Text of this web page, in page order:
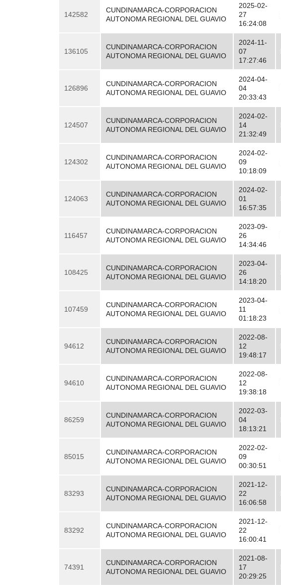
142582
CUNDINAMARCA-CORPORACION
AUTONOMA REGIONAL DEL GUAVIO
2025-02-
27
16:24:08
136105
CUNDINAMARCA-CORPORACION
AUTONOMA REGIONAL DEL GUAVIO
2024-11-
07
17:27:46
126896
CUNDINAMARCA-CORPORACION
AUTONOMA REGIONAL DEL GUAVIO
2024-04-
04
20:33:43
124507
CUNDINAMARCA-CORPORACION
AUTONOMA REGIONAL DEL GUAVIO
2024-02-
14
21:32:49
124302
CUNDINAMARCA-CORPORACION
AUTONOMA REGIONAL DEL GUAVIO
2024-02-
09
10:18:09
124063
CUNDINAMARCA-CORPORACION
AUTONOMA REGIONAL DEL GUAVIO
2024-02-
01
16:57:35
116457
CUNDINAMARCA-CORPORACION
AUTONOMA REGIONAL DEL GUAVIO
2023-09-
26
14:34:46
108425
CUNDINAMARCA-CORPORACION
AUTONOMA REGIONAL DEL GUAVIO
2023-04-
26
14:18:20
107459
CUNDINAMARCA-CORPORACION
AUTONOMA REGIONAL DEL GUAVIO
2023-04-
11
01:18:23
94612
CUNDINAMARCA-CORPORACION
AUTONOMA REGIONAL DEL GUAVIO
2022-08-
12
19:48:17
94610
CUNDINAMARCA-CORPORACION
AUTONOMA REGIONAL DEL GUAVIO
2022-08-
12
19:38:18
86259
CUNDINAMARCA-CORPORACION
AUTONOMA REGIONAL DEL GUAVIO
2022-03-
04
18:13:21
85015
CUNDINAMARCA-CORPORACION
AUTONOMA REGIONAL DEL GUAVIO
2022-02-
09
00:30:51
83293
CUNDINAMARCA-CORPORACION
AUTONOMA REGIONAL DEL GUAVIO
2021-12-
22
16:06:58
83292
CUNDINAMARCA-CORPORACION
AUTONOMA REGIONAL DEL GUAVIO
2021-12-
22
16:00:41
74391
CUNDINAMARCA-CORPORACION
AUTONOMA REGIONAL DEL GUAVIO
2021-08-
17
20:29:25